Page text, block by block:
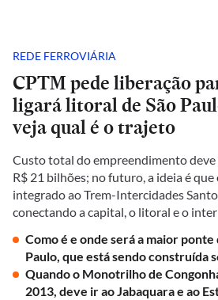
REDE FERROVIÁRIA
CPTM pede liberação
ligará litoral de São
veja qual é o trajeto
Custo total do empreendimento deve
R$ 21 bilhões; no futuro, a ideia é que
integrado ao Trem-Intercidades
conectando a capital, o litoral e o
Como é e onde será a maior ponte
Paulo, que está sendo construída
Quando o Monotrilho de
2013, deve ir ao Jabaquara e ao